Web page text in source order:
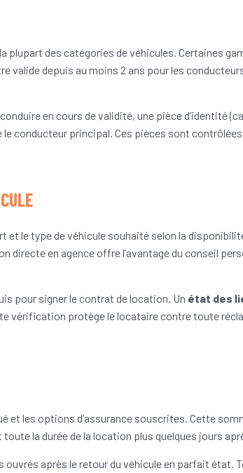
plupart des catégories de véhicules. Certaines
valide depuis au moins 2 ans pour les
en cours de validité, une pièce d’identité
conducteur principal. Ces pièces sont
le type de véhicule souhaité selon la
en agence offre l’avantage du conseil
pour signer le contrat de location. Un état des
protège le locataire contre toute
et les options d’assurance souscrites. Cette
la durée de la location plus quelques jours
après le retour du véhicule en parfait état.